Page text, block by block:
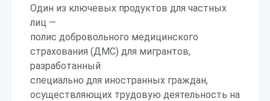
Один из ключевых продуктов для частных
лиц —
полис добровольного медицинского
страхования (ДМС) для мигрантов,
разработанный
специально для иностранных граждан,
осуществляющих трудовую деятельность на